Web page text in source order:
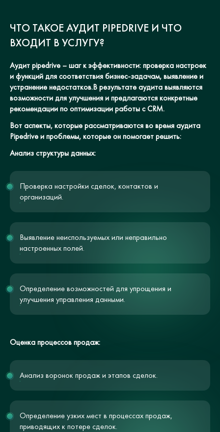
ЧТО ТАКОЕ АУДИТ PIPEDRIVE И ЧТО
ВХОДИТ В УСЛУГУ?
Аудит pipedrive – шаг к эффективности: проверка настроек
и функций для соответствия бизнес-задачам, выявление и
устранение недостатков.В результате аудита выявляются
возможности для улучшения и предлагаются конкретные
рекомендации по оптимизации работы с CRM.
Вот аспекты, которые рассматриваются во время аудита
Pipedrive и проблемы, которые он помогает решить:
Анализ структуры данных:
Проверка настройки сделок, контактов и
организаций.
Выявление неиспользуемых или неправильно
настроенных полей.
Определение возможностей для упрощения и
улучшения управления данными.
Оценка процессов продаж:
Анализ воронок продаж и этапов сделок.
Определение узких мест в процессах продаж,
приводящих к потере сделок.